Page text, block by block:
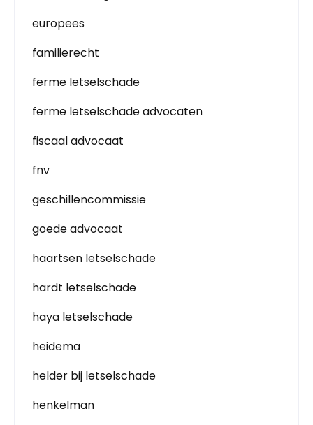
europees
familierecht
ferme letselschade
ferme letselschade advocaten
fiscaal advocaat
fnv
geschillencommissie
goede advocaat
haartsen letselschade
hardt letselschade
haya letselschade
heidema
helder bij letselschade
henkelman